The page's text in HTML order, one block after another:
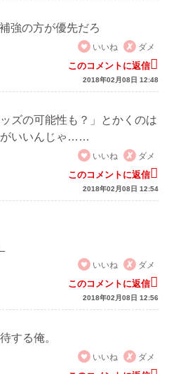
強の方が優先だろ
いいね
ダメ
このコメントに返信
2018年02月08日 12:48
ズの可能性も？」とかくのは
がいいんじゃ……
いいね
ダメ
このコメントに返信
2018年02月08日 12:54
いいね
ダメ
このコメントに返信
2018年02月08日 12:56
する俺。
いいね
ダメ